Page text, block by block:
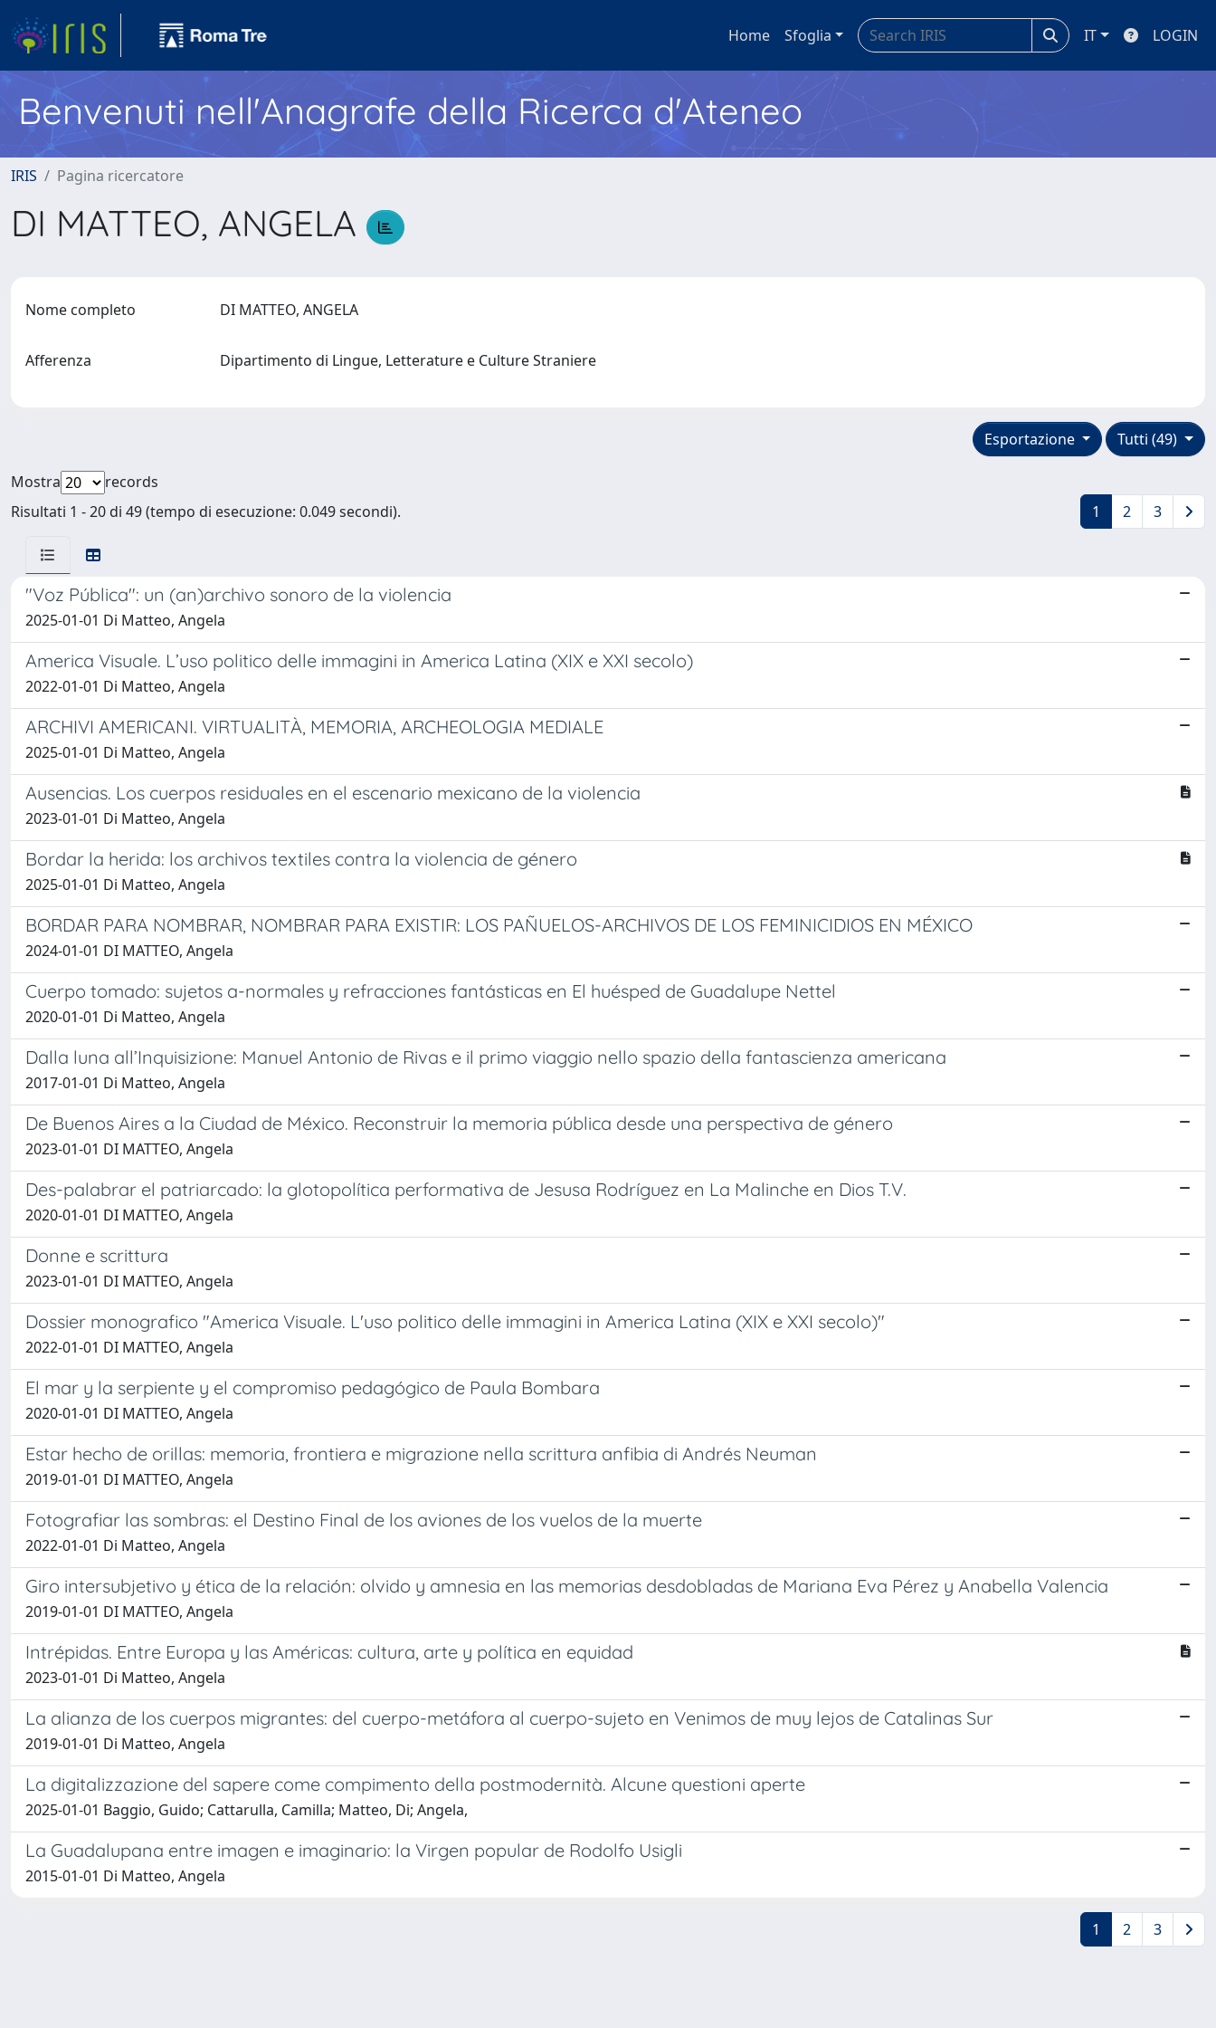
Home Sfoglia IT LOGIN
Benvenuti nell'Anagrafe della Ricerca d'Ateneo
IRIS Pagina ricercatore
DI MATTEO, ANGELA
Nome completo DI MATTEO, ANGELA
Afferenza Dipartimento di Lingue, Letterature e Culture Straniere
Tutti (49)
Esportazione
Mostra
records
Risultati 1 - 20 di 49 (tempo di esecuzione: 0.049 secondi).
1 2 3
"Voz Pública": un (an)archivo sonoro de la violencia
2025-01-01 Di Matteo, Angela
America Visuale. L’uso politico delle immagini in America Latina (XIX e XXI secolo)
2022-01-01 Di Matteo, Angela
ARCHIVI AMERICANI. VIRTUALITÀ, MEMORIA, ARCHEOLOGIA MEDIALE
2025-01-01 Di Matteo, Angela
Ausencias. Los cuerpos residuales en el escenario mexicano de la violencia
2023-01-01 Di Matteo, Angela
Bordar la herida: los archivos textiles contra la violencia de género
2025-01-01 Di Matteo, Angela
BORDAR PARA NOMBRAR, NOMBRAR PARA EXISTIR: LOS PAÑUELOS-ARCHIVOS DE LOS FEMINICIDIOS EN MÉXICO
2024-01-01 DI MATTEO, Angela
Cuerpo tomado: sujetos a-normales y refracciones fantásticas en El huésped de Guadalupe Nettel
2020-01-01 Di Matteo, Angela
Dalla luna all’Inquisizione: Manuel Antonio de Rivas e il primo viaggio nello spazio della fantascienza americana
2017-01-01 Di Matteo, Angela
De Buenos Aires a la Ciudad de México. Reconstruir la memoria pública desde una perspectiva de género
2023-01-01 DI MATTEO, Angela
Des-palabrar el patriarcado: la glotopolítica performativa de Jesusa Rodríguez en La Malinche en Dios T.V.
2020-01-01 DI MATTEO, Angela
Donne e scrittura
2023-01-01 DI MATTEO, Angela
Dossier monografico "America Visuale. L'uso politico delle immagini in America Latina (XIX e XXI secolo)"
2022-01-01 DI MATTEO, Angela
El mar y la serpiente y el compromiso pedagógico de Paula Bombara
2020-01-01 DI MATTEO, Angela
Estar hecho de orillas: memoria, frontiera e migrazione nella scrittura anfibia di Andrés Neuman
2019-01-01 DI MATTEO, Angela
Fotografiar las sombras: el Destino Final de los aviones de los vuelos de la muerte
2022-01-01 Di Matteo, Angela
Giro intersubjetivo y ética de la relación: olvido y amnesia en las memorias desdobladas de Mariana Eva Pérez y Anabella Valencia
2019-01-01 DI MATTEO, Angela
Intrépidas. Entre Europa y las Américas: cultura, arte y política en equidad
2023-01-01 Di Matteo, Angela
La alianza de los cuerpos migrantes: del cuerpo-metáfora al cuerpo-sujeto en Venimos de muy lejos de Catalinas Sur
2019-01-01 Di Matteo, Angela
La digitalizzazione del sapere come compimento della postmodernità. Alcune questioni aperte
2025-01-01 Baggio, Guido; Cattarulla, Camilla; Matteo, Di; Angela,
La Guadalupana entre imagen e imaginario: la Virgen popular de Rodolfo Usigli
2015-01-01 Di Matteo, Angela
1 2 3